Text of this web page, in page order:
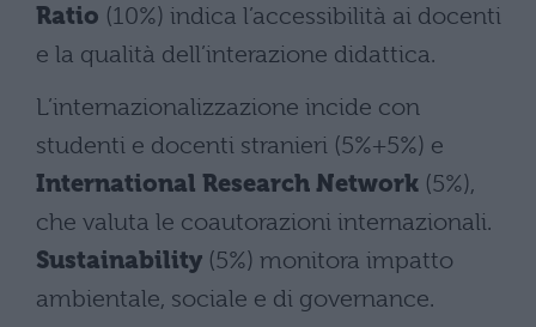
Ratio (10%) indica l’accessibilità ai docenti
e la qualità dell’interazione didattica.
L’internazionalizzazione incide con
studenti e docenti stranieri (5%+5%) e
International Research Network (5%),
che valuta le coautorazioni internazionali.
Sustainability (5%) monitora impatto
ambientale, sociale e di governance.